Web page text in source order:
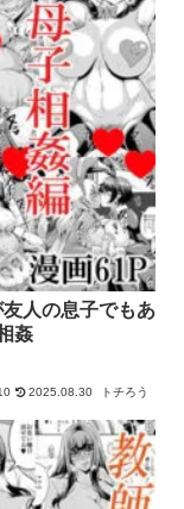
人の息子でもあ
姦
2025.08.30 トチろう